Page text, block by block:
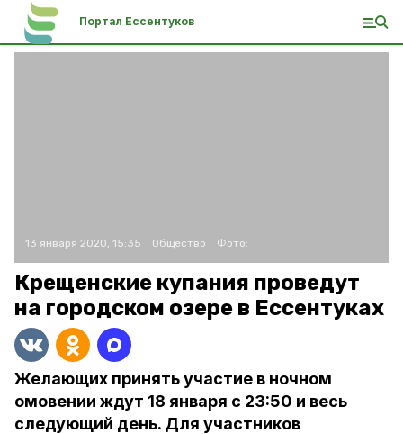
Портал Ессентуков
13 января 2020, 15:35 Общество Фото:
Крещенские купания проведут
на городском озере в Ессентуках
Желающих принять участие в ночном
омовении ждут 18 января с 23:50 и весь
следующий день. Для участников